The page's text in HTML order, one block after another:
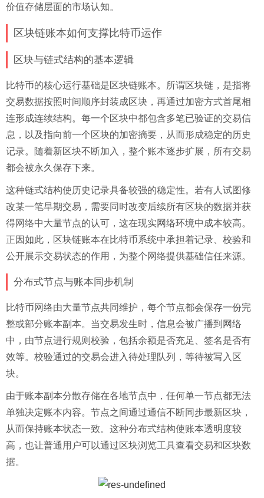
价值存储层面的市场认知。
区块链账本如何支撑比特币运作
区块与链式结构的基本逻辑
比特币的核心运行基础是区块链账本。所谓区块链，是指将
交易数据按照时间顺序封装成区块，再通过加密方式首尾相
连形成连续结构。每一个区块中都包含多笔已验证的交易信
息，以及指向前一个区块的加密摘要，从而形成稳定的历史
记录。随着新区块不断加入，整个账本逐步扩展，所有交易
都会被永久保存下来。
这种链式结构使历史记录具备较强的稳定性。若有人试图修
改某一笔早期交易，需要同时改变后续所有区块的数据并获
得网络中大量节点的认可，这在现实网络环境中成本较高。
正因如此，区块链账本在比特币系统中承担着记录、校验和
公开展示交易状态的作用，为整个网络提供基础信任来源。
分布式节点与账本同步机制
比特币网络由大量节点共同维护，每个节点都会保存一份完
整或部分账本副本。当交易发生时，信息会被广播到网络
中，由节点进行规则校验，包括余额是否充足、签名是否有
效等。校验通过的交易会进入待处理队列，等待被写入区
块。
由于账本副本分散存储在各地节点中，任何单一节点都无法
单独决定账本内容。节点之间通过通信不断同步最新区块，
从而保持账本状态一致。这种分布式结构使账本透明度较
高，也让普通用户可以通过区块浏览工具查看交易和区块数
据。